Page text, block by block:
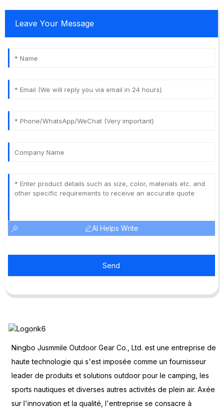
Leave Your Message
AI Helps Write
Send
Ningbo Jusmmile Outdoor Gear Co., Ltd. est une entreprise de
haute technologie qui s'est imposée comme un fournisseur
leader de produits et solutions outdoor pour le camping, les
sports nautiques et diverses autres activités de plein air. Axée
sur l'innovation et la qualité, l'entreprise se consacre à